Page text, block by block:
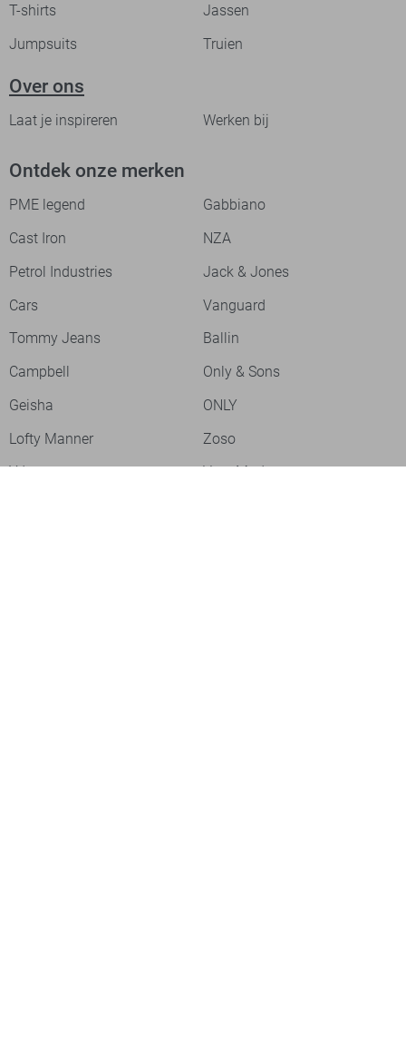
T-shirts
Jassen
Jumpsuits
Truien
Over ons
Laat je inspireren Werken bij
Ontdek onze merken
PME legend
Gabbiano
Cast Iron
NZA
Petrol Industries
Jack & Jones
Cars
Vanguard
Tommy Jeans
Ballin
Campbell
Only & Sons
Geisha
ONLY
Lofty Manner
Zoso
Ydence
Vero Moda